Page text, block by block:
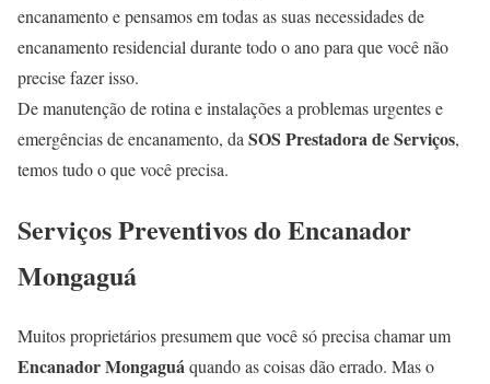
encanamento e pensamos em todas as suas necessidades de
encanamento residencial durante todo o ano para que você não
precise fazer isso.
De manutenção de rotina e instalações a problemas urgentes e
emergências de encanamento, daSOS Prestadora de Serviços,
temos tudo o que você precisa.
Serviços Preventivos do Encanador
Mongaguá
Muitos proprietários presumem que você só precisa chamar um
Encanador Mongaguáquando as coisas dão errado. Mas o